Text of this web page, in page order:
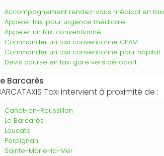
Accompagnement rendez-vous médical en taxi
Appeler taxi pour urgence médicale
Appeler un taxi conventionné
Commander un taxi conventionné CPAM
Commander un taxi conventionné pour hôpital
Devis course en taxi gare vers aéroport
Barcarès
Taxi intervient à proximité de :
Canet-en-Roussillon
Le Barcarès
Leucate
Perpignan
Sainte-Marie-la-Mer